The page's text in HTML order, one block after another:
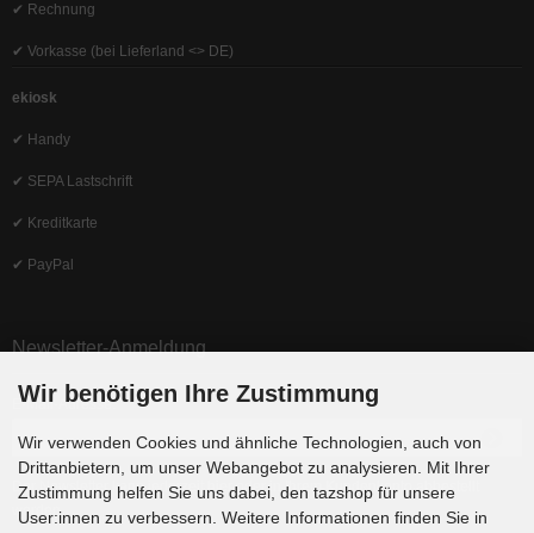
✔ Rechnung
✔ Vorkasse (bei Lieferland <> DE)
ekiosk
✔ Handy
✔ SEPA Lastschrift
✔ Kreditkarte
✔ PayPal
Newsletter-Anmeldung
E-Mail-Adresse:
Der Newsletter kann jederzeit hier oder in Ihrem Kundenkonto abbestellt
werden.
Wir benötigen Ihre Zustimmung
Wir verwenden Cookies und ähnliche Technologien, auch von
Drittanbietern, um unser Webangebot zu analysieren. Mit Ihrer
Zustimmung helfen Sie uns dabei, den tazshop für unsere
User:innen zu verbessern. Weitere Informationen finden Sie in